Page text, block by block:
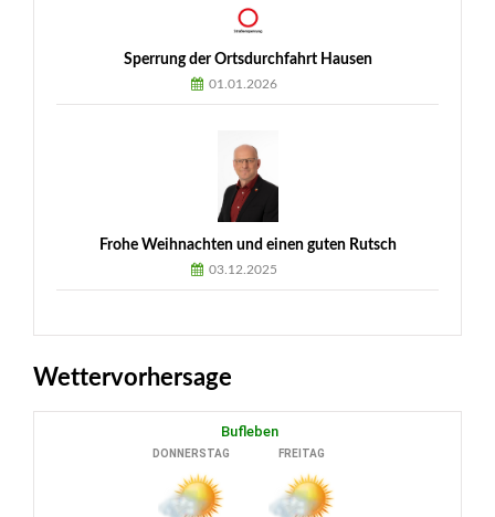
Sperrung der Ortsdurchfahrt Hausen
01.01.2026
Frohe Weihnachten und einen guten Rutsch
03.12.2025
Wettervorhersage